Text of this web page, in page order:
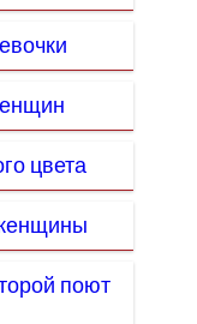
цвета
поют